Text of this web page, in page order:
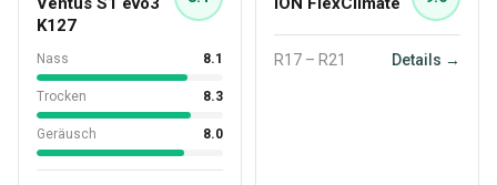
K127
Nass 8.1
Trocken 8.3
Geräusch 8.0
R17 – R21 Details →